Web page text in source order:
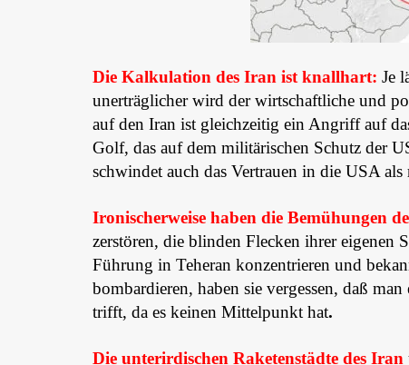
Die Kalkulation des Iran ist knallhart: Je
unerträglicher wird der wirtschaftliche und
auf den Iran ist gleichzeitig ein Angriff auf
Golf, das auf dem militärischen Schutz der
schwindet auch das Vertrauen in die USA
Ironischerweise haben die Bemühungen
zerstören, die blinden Flecken ihrer eigenen
Führung in Teheran konzentrieren und
bombardieren, haben sie vergessen, daß
trifft, da es keinen Mittelpunkt hat.
Die unterirdischen Raketenstädte des Iran